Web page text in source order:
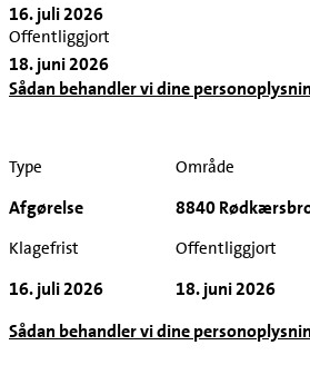
16. juli 2026
Offentliggjort
18. juni 2026
Sådan behandler vi dine
Type
Afgørelse
Område
8840
Klagefrist
16. juli 2026
Offentliggjort
18. juni 2026
Sådan behandler vi dine